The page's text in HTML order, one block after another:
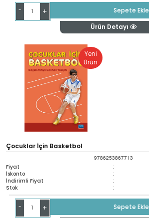
- +
Sepete Ekle
Ürün Detayı
Yeni
Ürün
Çocuklar İçin Basketbol
9786253867713
Fiyat :
İskonto :
İndirimli Fiyat :
Stok :
- +
Sepete Ekle